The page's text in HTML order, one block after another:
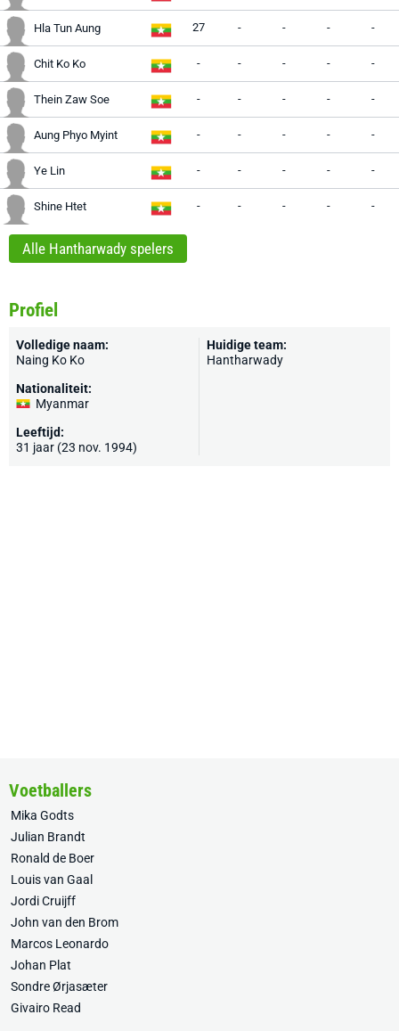
Hla Tun Aung 27 - - - -
Chit Ko Ko - - - - -
Thein Zaw Soe - - - - -
Aung Phyo Myint - - - - -
Ye Lin - - - - -
Shine Htet - - - - -
Alle Hantharwady spelers
Profiel
Volledige naam:
Naing Ko Ko
Nationaliteit:
Myanmar
Leeftijd:
31 jaar (23 nov. 1994)
Huidige team:
Hantharwady
Voetballers
Mika Godts
Julian Brandt
Ronald de Boer
Louis van Gaal
Jordi Cruijff
John van den Brom
Marcos Leonardo
Johan Plat
Sondre Ørjasæter
Givairo Read